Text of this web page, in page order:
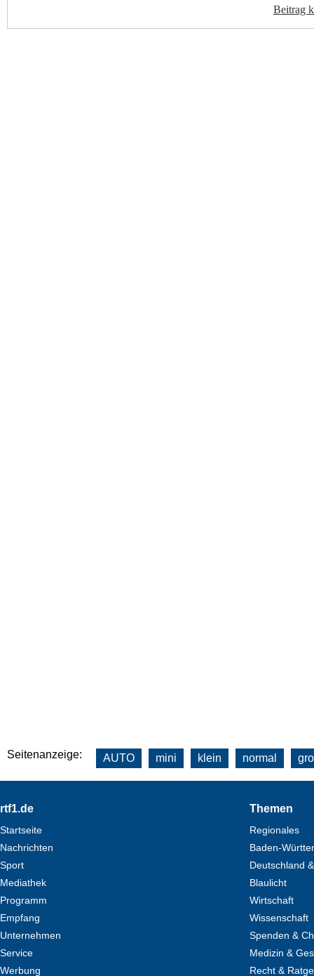
Beitrag
Seitenanzeige: AUTO mini klein normal
Footer
rtf1.de
Startseite
Nachrichten
Sport
Mediathek
Programm
Empfang
Unternehmen
Service
Werbung
Themen
Regionales
Baden-
Deutschland
Blaulicht
Wirtschaft
Wissenschaft
Spenden &
Medizin &
Recht &